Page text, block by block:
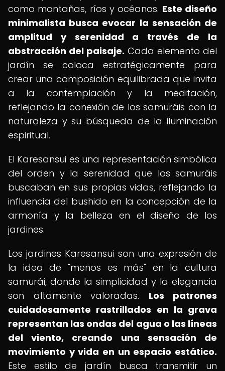
como montañas, ríos y océanos. Este diseño
minimalista busca evocar la sensación de
amplitud y serenidad a través de la
abstracción del paisaje. Cada elemento del
jardín se coloca estratégicamente para
crear una composición equilibrada que invita
a la contemplación y la meditación,
reflejando la conexión de los samuráis con la
naturaleza y su búsqueda de la iluminación
espiritual.
El Karesansui es una representación simbólica
del orden y la serenidad que los samuráis
buscaban en sus propias vidas, reflejando la
influencia del bushido en la concepción de la
armonía y la belleza en el diseño de los
jardines.
Los jardines Karesansui son una expresión de
la idea de "menos es más" en la cultura
samurái, donde la simplicidad y la elegancia
son altamente valoradas. Los patrones
cuidadosamente rastrillados en la grava
representan las ondas del agua o las líneas
del viento, creando una sensación de
movimiento y vida en un espacio estático.
Este estilo de jardín busca transmitir un